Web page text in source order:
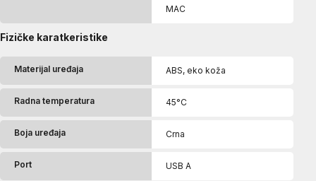
MAC
Fizičke karatkeristike
Materijal uređaja ABS, eko koža
Radna temperatura 45°C
Boja uređaja Crna
Port USB A